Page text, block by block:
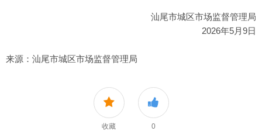
汕尾市城区市场监督管理局
2026年5月9日
来源：汕尾市城区市场监督管理局
收藏 0